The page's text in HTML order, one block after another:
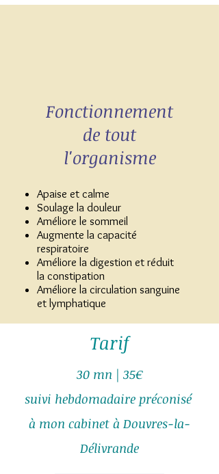
Fonctionnement
de tout
l'organisme
Apaise et calme
Soulage la douleur
Améliore le sommeil
Augmente la capacité
respiratoire
Améliore la digestion et réduit
la constipation
Améliore la circulation sanguine
et lymphatique
Tarif
30 mn | 35€
suivi hebdomadaire préconisé
à mon cabinet à Douvres-la-
Délivrande